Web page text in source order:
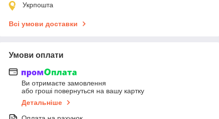
Укрпошта
Всі умови доставки
Умови оплати
Ви отримаєте замовлення
або гроші повернуться на вашу картку
Детальніше